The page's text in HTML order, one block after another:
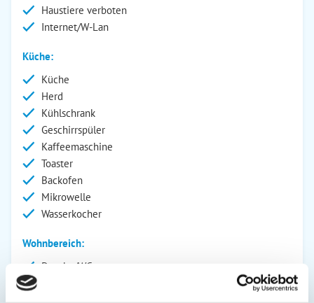
Haustiere verboten
Internet/W-Lan
Küche:
Küche
Herd
Kühlschrank
Geschirrspüler
Kaffeemaschine
Toaster
Backofen
Mikrowelle
Wasserkocher
Wohnbereich:
Dusche/WC
SAT/Kabel-TV